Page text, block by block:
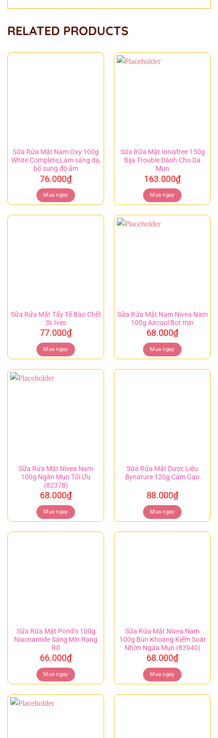
RELATED PRODUCTS
Sữa Rửa Mặt Nam Oxy 100g
White Complete,Làm sáng da,
bổ sung độ ẩm
76.000₫
Mua ngay
Sữa Rữa Mặt Innisfree 150g
Bija Trouble Dành Cho Da
Mụn
163.000₫
Mua ngay
Sữa Rửa Mặt Tẩy Tế Bào Chết
St.Ives
77.000₫
Mua ngay
Sữa Rửa Mặt Nam Nivea Nam
100g Aircool Bọt mịn
68.000₫
Mua ngay
Sữa Rửa Mặt Nivea Nam
100g Ngăn Mụn Tối Ưu
(82378)
68.000₫
Mua ngay
Sửa Rửa Mặt Dược Liệu
Bynature 120g Cám Gạo
88.000₫
Mua ngay
Sữa Rửa Mặt Pond’s 100g
Niacnamide Sáng Mịn Rạng
Rỡ
66.000₫
Mua ngay
Sữa Rửa Mặt Nivea Nam
100g Bùn Khoáng Kiểm Soát
Nhờn Ngừa Mụn (83940)
68.000₫
Mua ngay